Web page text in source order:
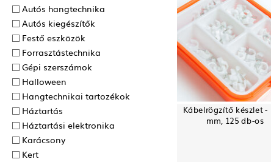
Autós hangtechnika
Autós kiegészítők
Festő eszközök
Forrasztás­technika
Gépi szerszámok
Halloween
Hangtechnikai tartozékok
Háztartás
Háztartási elektronika
Karácsony
Kert
Kábelrögzítő készlet -
mm, 125 db-os